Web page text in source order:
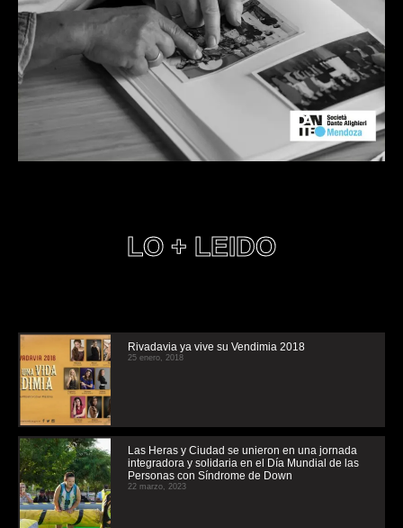
LO + LEIDO
Rivadavia ya vive su Vendimia 2018
25 enero, 2018
Las Heras y Ciudad se unieron en una jornada
integradora y solidaria en el Día Mundial de las
Personas con Síndrome de Down
22 marzo, 2023